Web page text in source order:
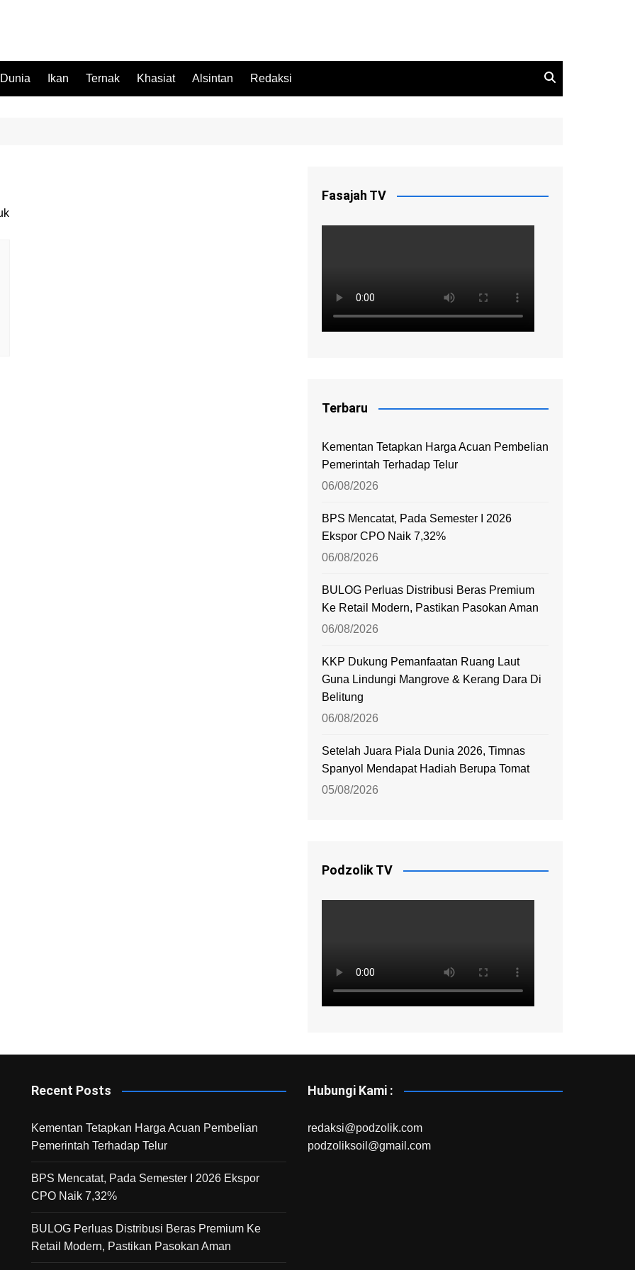
Ikan Ternak Khasiat Alsintan Redaksi
Fasajah TV
Terbaru
Kementan Tetapkan Harga Acuan Pembelian
Pemerintah Terhadap Telur
06/08/2026
BPS Mencatat, Pada Semester I 2026
Ekspor CPO Naik 7,32%
06/08/2026
BULOG Perluas Distribusi Beras Premium
Ke Retail Modern, Pastikan Pasokan Aman
06/08/2026
KKP Dukung Pemanfaatan Ruang Laut
Guna Lindungi Mangrove & Kerang Dara Di
Belitung
06/08/2026
Setelah Juara Piala Dunia 2026, Timnas
Spanyol Mendapat Hadiah Berupa Tomat
05/08/2026
Podzolik TV
Recent Posts
Kementan Tetapkan Harga Acuan Pembelian
Pemerintah Terhadap Telur
BPS Mencatat, Pada Semester I 2026 Ekspor
CPO Naik 7,32%
BULOG Perluas Distribusi Beras Premium Ke
Retail Modern, Pastikan Pasokan Aman
Hubungi Kami :
redaksi@podzolik.com
podzoliksoil@gmail.com